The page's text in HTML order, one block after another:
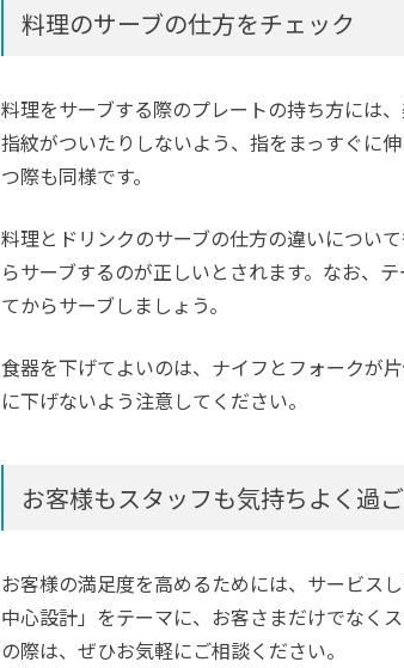
料理のサーブの仕方をチェック
料理をサーブする際のプレートの持ち方には
指紋がついたりしないよう、指をまっすぐに
つ際も同様です。
料理とドリンクのサーブの仕方の違いについ
らサーブするのが正しいとされます。なお、
てからサーブしましょう。
食器を下げてよいのは、ナイフとフォークが
に下げないよう注意してください。
お客様もスタッフも気持ちよく過
お客様の満足度を高めるためには、サービス
中心設計」をテーマに、お客さまだけでなく
の際は、ぜひお気軽にご相談ください。